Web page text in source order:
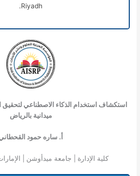
Riyadh.
استكشاف استخدام الذكاء الاصطناعي لتحقيق
ميدانية بالرياض
أ. ساره حمود
كلية الإدارة | جامعة ميدأوشن |